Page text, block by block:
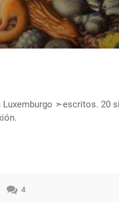
Luxemburgo ➣escritos. 20
4